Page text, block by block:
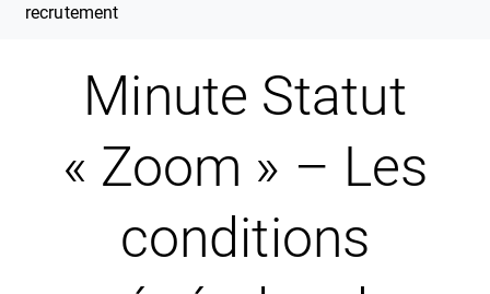
recrutement
Minute Statut
« Zoom » – Les
conditions